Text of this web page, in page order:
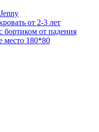
от 2-3 лет
бортиком от падения
место 180*80